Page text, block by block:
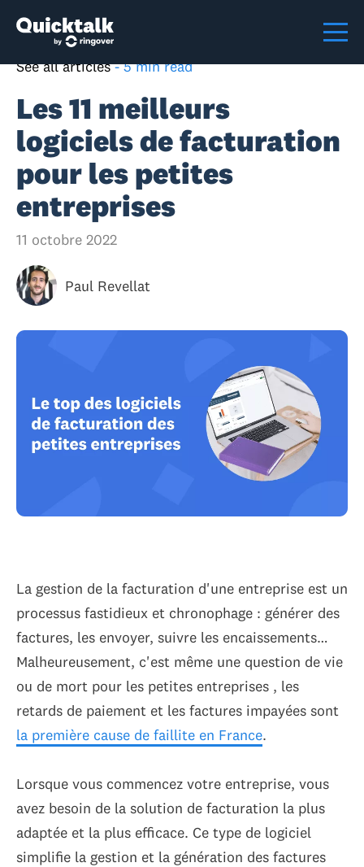
See all articles - 5 min read
Les 11 meilleurs
logiciels de facturation
pour les petites
entreprises
11 octobre 2022
Paul Revellat
La gestion de la facturation d'une entreprise est un
processus fastidieux et chronophage : générer des
factures, les envoyer, suivre les encaissements…
Malheureusement, c'est même une question de vie
ou de mort pour les petites entreprises , les
retards de paiement et les factures impayées sont
la première cause de faillite en France.
Lorsque vous commencez votre entreprise, vous
avez besoin de la solution de facturation la plus
adaptée et la plus efficace. Ce type de logiciel
simplifie la gestion et la génération des factures